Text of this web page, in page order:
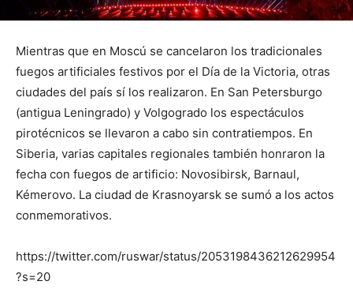
Mientras que en Moscú se cancelaron los tradicionales
fuegos artificiales festivos por el Día de la Victoria, otras
ciudades del país sí los realizaron. En San Petersburgo
(antigua Leningrado) y Volgogrado los espectáculos
pirotécnicos se llevaron a cabo sin contratiempos. En
Siberia, varias capitales regionales también honraron la
fecha con fuegos de artificio: Novosibirsk, Barnaul,
Kémerovo. La ciudad de Krasnoyarsk se sumó a los actos
conmemorativos.
https://twitter.com/ruswar/status/2053198436212629954
?s=20